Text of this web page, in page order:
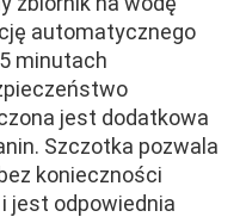
automatycznego
minutach
jest dodatkowa
Szczotka pozwala
konieczności
jest odpowiednia